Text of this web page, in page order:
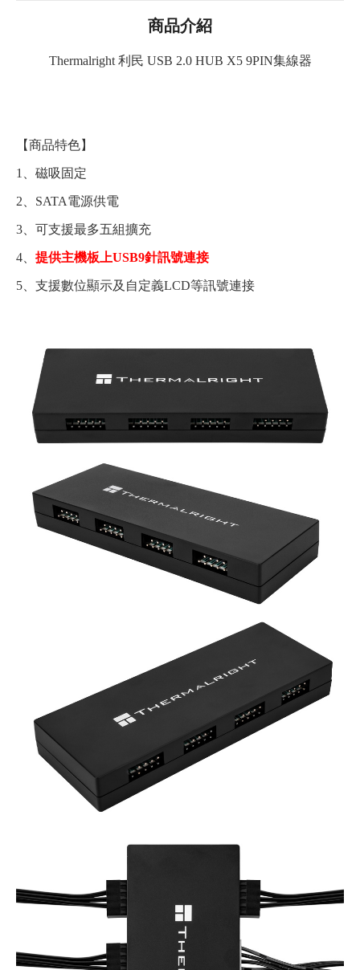
商品介紹
Thermalright 利民 USB 2.0 HUB X5 9PIN集線器
【商品特色】
1、磁吸固定
2、SATA電源供電
3、可支援最多五組擴充
4、 提供主機板上USB9針訊號連接
5、支援數位顯示及自定義LCD等訊號連接